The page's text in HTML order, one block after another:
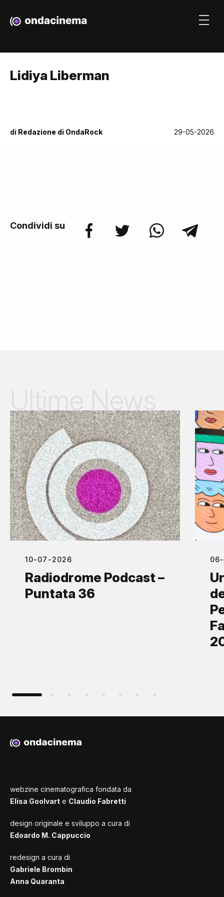
Lidiya Liberman
di Redazione di OndaRock 29-05-2026
Condividi su
10-07-2026
Radiodrome Podcast –
Puntata 36
webzine cinematografica fondata da
Elisa Goolvart e Claudio Fabretti
design originale e sviluppo a cura di
Edoardo M. Cappuccio
redesign a cura di
Gabriele Brombin
Anna Quaranta